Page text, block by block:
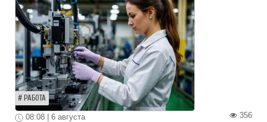
РАБОТА
356
08:08 | 6 августа